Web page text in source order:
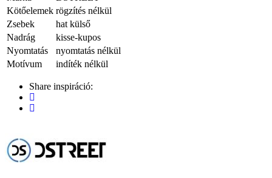
Kötőelemek rögzítés nélkül
Zsebek
hat külső
Nadrág
kisse-kupos
Nyomtatás
nyomtatás nélkül
Motívum
indíték nélkül
Share inspiráció: